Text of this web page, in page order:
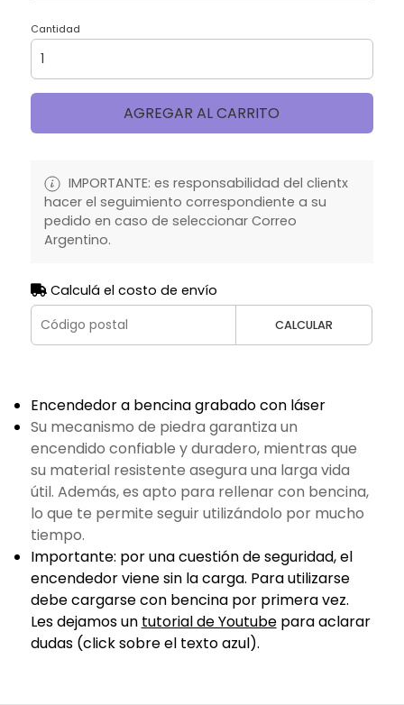
Cantidad
AGREGAR AL CARRITO
IMPORTANTE: es responsabilidad del clientx
hacer el seguimiento correspondiente a su
pedido en caso de seleccionar Correo
Argentino.
Calculá el costo de envío
CALCULAR
Encendedor a bencina grabado con láser
Su mecanismo de piedra garantiza un
encendido confiable y duradero, mientras que
su material resistente asegura una larga vida
útil. Además, es apto para rellenar con bencina,
lo que te permite seguir utilizándolo por mucho
tiempo.
Importante: por una cuestión de seguridad, el
encendedor viene sin la carga. Para utilizarse
debe cargarse con bencina por primera vez.
Les dejamos un tutorial de Youtubepara aclarar
dudas (click sobre el texto azul).